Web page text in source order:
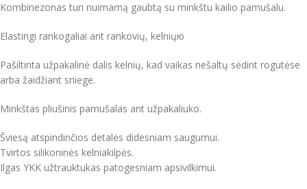
Kombinezonas turi nuimamą gaubtą su minkštu kailio pamušalu.
Elastingi rankogaliai ant rankovių, kelniųю
Pašiltinta užpakalinė dalis kelnių, kad vaikas nešaltų sėdint rogutėse
arba žaidžiant sniege.
Minkštas pliušinis pamušalas ant užpakaliuko.
Šviesą atspindinčios detalės didesniam saugumui.
Tvirtos silikoninės kelniakilpės.
Ilgas YKK užtrauktukas patogesniam apsivilkimui.